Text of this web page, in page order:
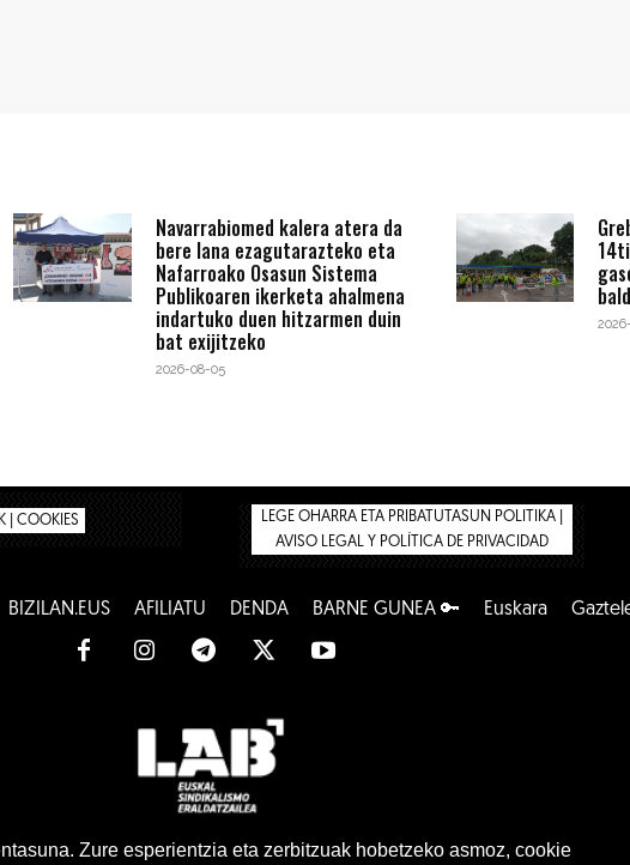
Navarrabiomed kalera atera da
bere lana ezagutarazteko eta
Nafarroako Osasun Sistema
Publikoaren ikerketa ahalmena
indartuko duen hitzarmen duin
bat exijitzeko
2026-08-05
| COOKIES
LEGE OHARRA ETA PRIBATUTASUN POLITIKA |
AVISO LEGAL Y POLÍTICA DE PRIVACIDAD
BIZILAN.EUS AFILIATU DENDA BARNE GUNEA 🔑 Euskara
www.lab.eus
Zure esperientzia eta zerbitzuak hobetzeko asmoz, cookie